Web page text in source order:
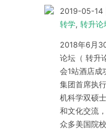
2019-05-14
转学, 转升论
2018年6月
论坛（ 转升
会1站酒店成
集团首席执
机科学双硕
和文化交流
众多美国院